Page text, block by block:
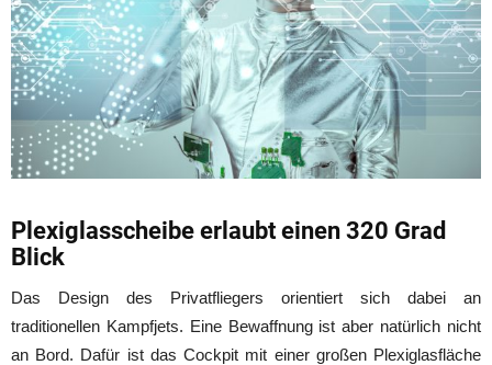
Plexiglasscheibe erlaubt einen 320 Grad
Blick
Das Design des Privatfliegers orientiert sich dabei an
traditionellen Kampfjets. Eine Bewaffnung ist aber natürlich nicht
an Bord. Dafür ist das Cockpit mit einer großen Plexiglasfläche